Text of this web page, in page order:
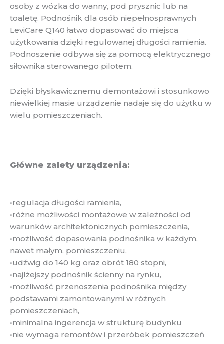
osoby z wózka do wanny, pod prysznic lub na
toaletę. Podnośnik dla osób niepełnosprawnych
LeviCare Q140 łatwo dopasować do miejsca
użytkowania dzięki regulowanej długości ramienia.
Podnoszenie odbywa się za pomocą elektrycznego
siłownika sterowanego pilotem.
Dzięki błyskawicznemu demontażowi i stosunkowo
niewielkiej masie urządzenie nadaje się do użytku w
wielu pomieszczeniach.
Główne zalety urządzenia:
•regulacja długości ramienia,
•różne możliwości montażowe w zależności od
warunków architektonicznych pomieszczenia,
•możliwość dopasowania podnośnika w każdym,
nawet małym, pomieszczeniu,
•udźwig do 140 kg oraz obrót 180 stopni,
•najlżejszy podnośnik ścienny na rynku,
•możliwość przenoszenia podnośnika między
podstawami zamontowanymi w różnych
pomieszczeniach,
•minimalna ingerencja w strukturę budynku
•nie wymaga remontów i przeróbek pomieszczeń